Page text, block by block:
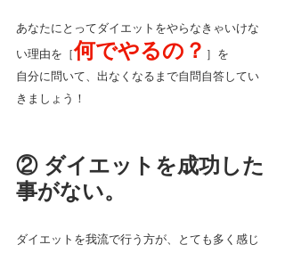
あなたにとってダイエットをやらなきゃいけな
い理由を［何でやるの？ ］を
自分に問いて、出なくなるまで自問自答してい
きましょう！
② ダイエットを成功した
事がない。
ダイエットを我流で行う方が、とても多く感じ